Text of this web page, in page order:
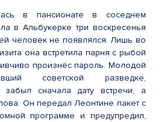
в пансионате в соседнем
в Альбукерке три воскресенья
человек не появлялся. Лишь во
она встретила парня с рыбой
произнёс пароль. Молодой
советской разведке,
сначала дату встречи, а
Он передал Леонтине пакет с
программе и предупредил,